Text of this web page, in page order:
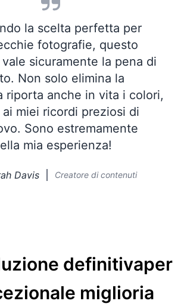
la scelta perfetta per
fotografie, questo
sicuramente la pena di
Non solo elimina la
riporta anche in vita i colori,
miei ricordi preziosi di
Sono estremamente
mia esperienza!
Davis Creatore di contenuti
definitivaper
miglioria